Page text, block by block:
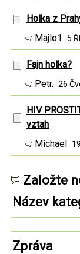
Holka z
Majlo1 5
Fajn holka?
Petr. 26
HIV
vztah
Michael
Založte
Název
Zpráva